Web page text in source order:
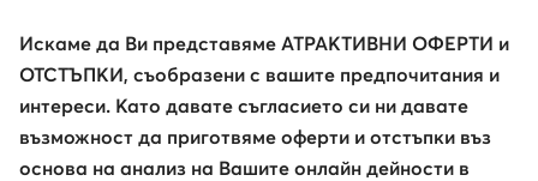
Искаме да Ви представяме АТРАКТИВНИ ОФЕРТИ и
ОТСТЪПКИ, съобразени с вашите предпочитания и
интереси. Като давате съгласието си ни давате
възможност да приготвяме оферти и отстъпки въз
основа на анализ на Вашите онлайн дейности в